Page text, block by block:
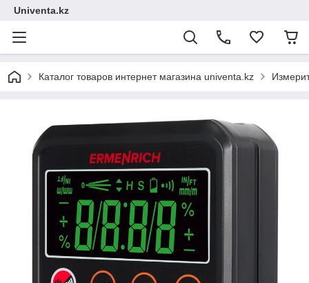
Univenta.kz
Каталог товаров интернет магазина univenta.kz